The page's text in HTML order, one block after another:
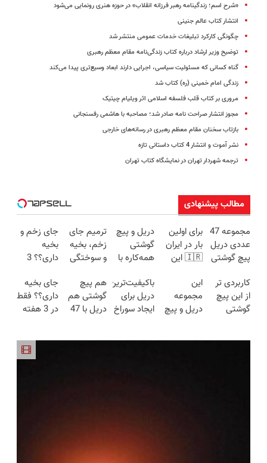
«شرح اسم؛ زندگینامه رهبر فرزانه انقلاب» در حوزه هنری رونمایی می‌شود
انتشار کتاب عالم جنینی
چگونگی کارکرد تبلیغات خدمات عمومی منتشر شد
توضیح وزیر ارشاد درباره‌ کتاب زندگی‌نامه‌ مقام معظم رهبری
گناه کسانی که مسئولیت سیاسی، اجرایی دارند ابعاد وسیع‌تری پیدا می‌کند
زندگی امام خمینی (ره) کتاب شد
مروری بر کتاب قلب فلسفه اسلامی اثر ویلیام چیتیک
مجوز انتشار صراحت نامه صادر شد؛ مصاحبه با هاشمی رفسنجانی
بازتاب سخنان مقام معظم رهبری در رسانه‌های خارجی
نشر آموت و انتشار 4 کتاب داستانی تازه
ترجمه شهردار تهران در نمایشگاه کتاب تهران
مطالب پیشنهادی
مجموعه 47
عددی دریل
پیچ گوشتی
(تخفیف به
مدت
محدود)
برای اولین
بار در ایران
🇮🇷 این
ترمیم کننده
23 روزه
ساخت!
دریل و پیچ
گوشتی
همه‌کاره با
هوشمند ⚙️
(نصف
قیمت بازار
ترمیم جای
زخم، بخیه
و سوختگی
هفته!!😍
جای زخم و
بخیه
داری؟؟ 3
محوش کن!
کاربردی تر
از این پیچ
گوشتی
این
مجموعه
دریل و پیچ
باکیفیت‌ترین
دریل برای
ایجاد سوراخ
هم پیچ
گوشتی هم
دریل با 47
جای بخیه
داری؟؟ فقط
در 3 هفته